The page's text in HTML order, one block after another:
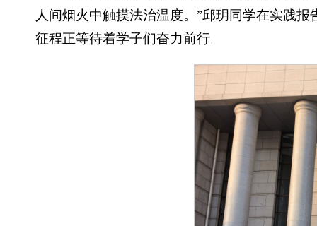
人间烟火中触摸法治温度。”邱玥同学在实践
征程正等待着学子们奋力前行。